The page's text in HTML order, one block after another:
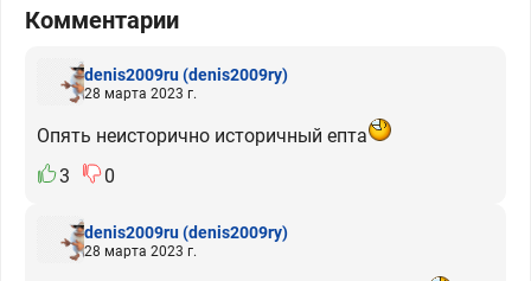
Комментарии
denis2009ru(denis2009ry)
28 марта 2023 г.
Опять неисторично историчный епта
3
0
denis2009ru(denis2009ry)
28 марта 2023 г.